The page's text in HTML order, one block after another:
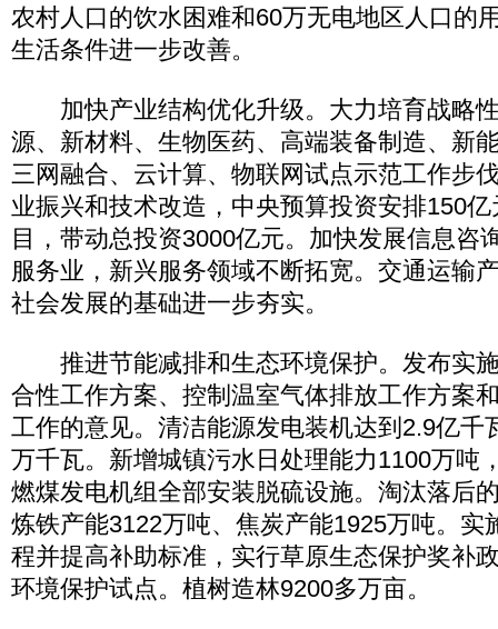
农村人口的饮水困难和60万无电地区人口的
生活条件进一步改善。
加快产业结构优化升级。大力培育战略
源、新材料、生物医药、高端装备制造、新
三网融合、云计算、物联网试点示范工作步
业振兴和技术改造，中央预算投资安排150
目，带动总投资3000亿元。加快发展信息咨
服务业，新兴服务领域不断拓宽。交通运输
社会发展的基础进一步夯实。
推进节能减排和生态环境保护。发布实施
合性工作方案、控制温室气体排放工作方案
工作的意见。清洁能源发电装机达到2.9亿千
万千瓦。新增城镇污水日处理能力1100万吨
燃煤发电机组全部安装脱硫设施。淘汰落后
炼铁产能3122万吨、焦炭产能1925万吨。实
程并提高补助标准，实行草原生态保护奖补
环境保护试点。植树造林9200多万亩。